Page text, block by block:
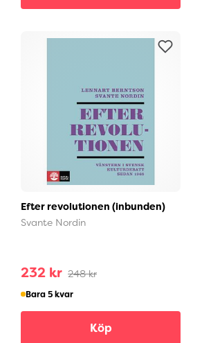
Efter revolutionen (inbunden)
Svante Nordin
232 kr 248 kr
Bara 5 kvar
Köp